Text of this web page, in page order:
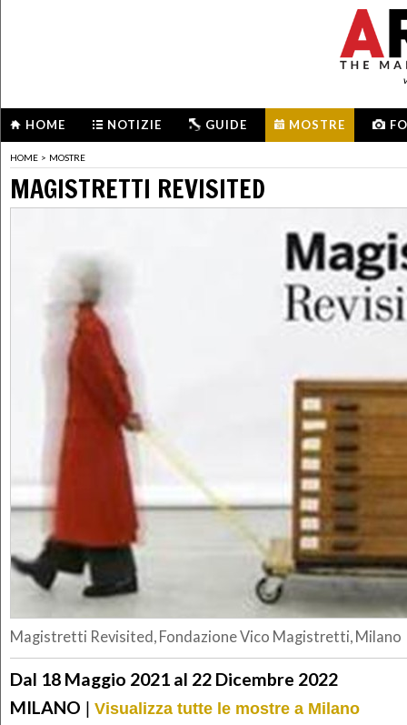
HOME NOTIZIE GUIDE MOSTRE
HOME > MOSTRE
MAGISTRETTI REVISITED
Magistretti Revisited, Fondazione Vico Magistretti, Milano
Dal 18 Maggio 2021 al 22 Dicembre 2022
MILANO | Visualizza tutte le mostre a Milano